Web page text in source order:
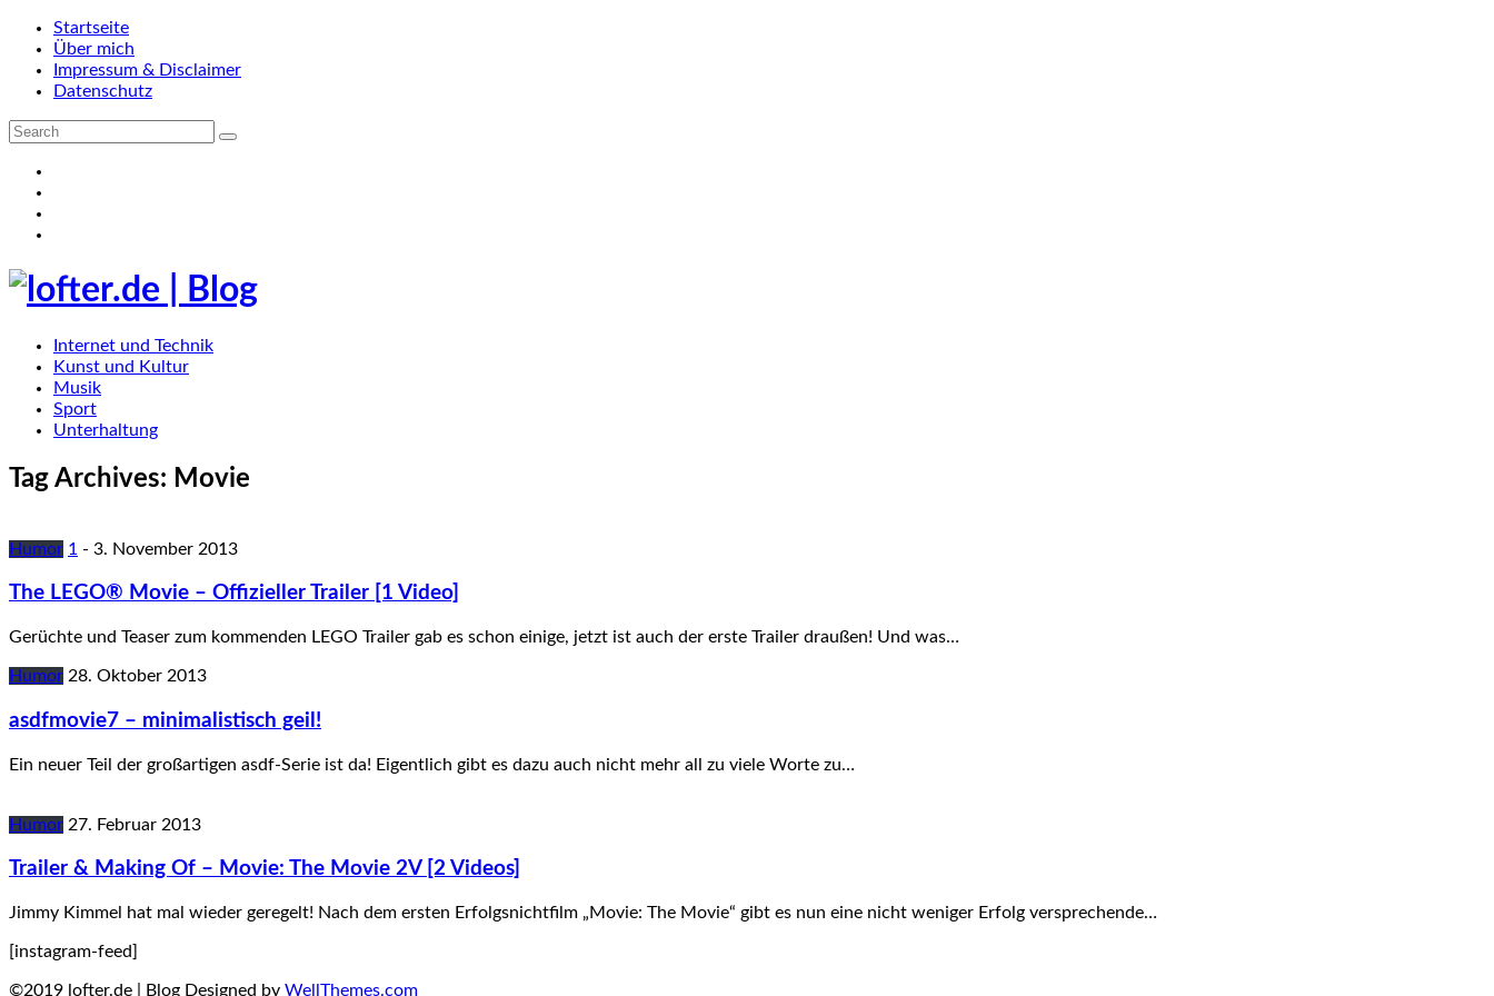
Startseite
Über mich
Impressum & Disclaimer
Datenschutz
Internet und Technik
Kunst und Kultur
Musik
Sport
Unterhaltung
Tag Archives: Movie
Humor 1 - 3. November 2013
The LEGO® Movie – Offizieller Trailer [1 Video]
Gerüchte und Teaser zum kommenden LEGO Trailer gab es schon einige, jetzt ist auch der erste Trailer draußen! Und was…
Humor 28. Oktober 2013
asdfmovie7 – minimalistisch geil!
Ein neuer Teil der großartigen asdf-Serie ist da! Eigentlich gibt es dazu auch nicht mehr all zu viele Worte zu…
Humor 27. Februar 2013
Trailer & Making Of – Movie: The Movie 2V [2 Videos]
Jimmy Kimmel hat mal wieder geregelt! Nach dem ersten Erfolgsnichtfilm „Movie: The Movie“ gibt es nun eine nicht weniger Erfolg versprechende…
[instagram-feed]
©2019 lofter.de | Blog Designed by WellThemes.com